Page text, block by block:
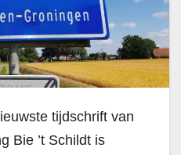
tijdschrift van
Bie ’t Schildt is